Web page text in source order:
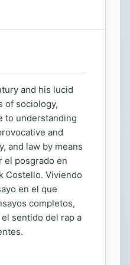
and his lucid
of sociology,
to understanding
and
and law by means
el posgrado en
Costello. Viviendo
en el que
completos,
sentido del rap a